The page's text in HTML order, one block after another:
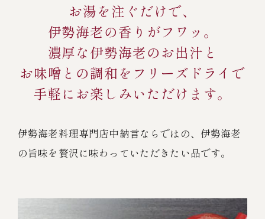
お湯を注ぐだけで、
伊勢海老の香りがフワッ。
濃厚な伊勢海老のお出汁と
お味噌との調和をフリーズドライで
手軽にお楽しみいただけます。
伊勢海老料理専門店中納言ならではの、伊勢海老
の旨味を贅沢に味わっていただきたい品です。